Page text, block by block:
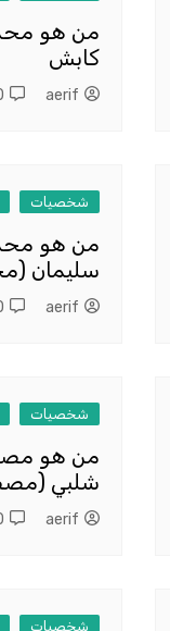
من هو
كابش
aerif
شخصيات
من هو
سليمان
aerif
شخصيات
من هو
شلبي
aerif
شخصيات